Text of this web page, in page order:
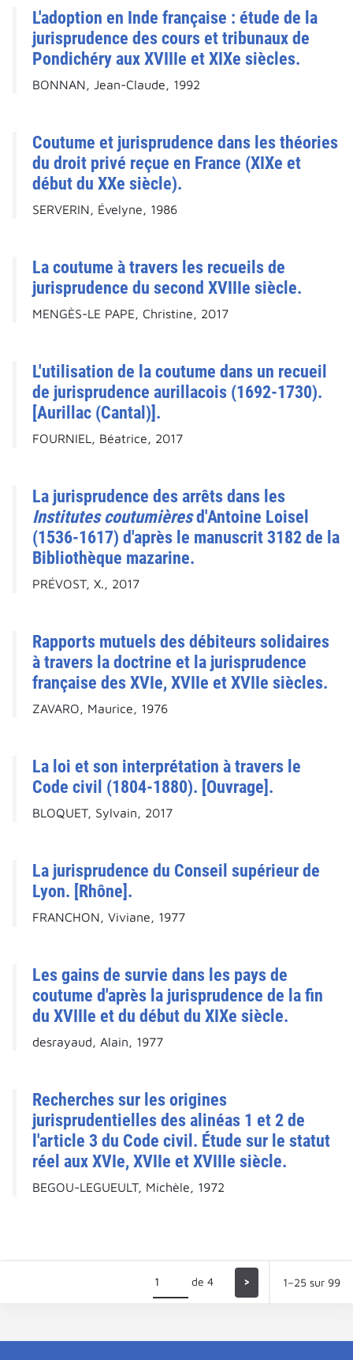
L'adoption en Inde française : étude de la
jurisprudence des cours et tribunaux de
Pondichéry aux XVIIIe et XIXe siècles.
BONNAN, Jean-Claude, 1992
Coutume et jurisprudence dans les théories
du droit privé reçue en France (XIXe et
début du XXe siècle).
SERVERIN, Évelyne, 1986
La coutume à travers les recueils de
jurisprudence du second XVIIIe siècle.
MENGÈS-LE PAPE, Christine, 2017
L'utilisation de la coutume dans un recueil
de jurisprudence aurillacois (1692-1730).
[Aurillac (Cantal)].
FOURNIEL, Béatrice, 2017
La jurisprudence des arrêts dans les
Institutes coutumièresd'Antoine Loisel
(1536-1617) d'après le manuscrit 3182 de la
Bibliothèque mazarine.
PRÉVOST, X., 2017
Rapports mutuels des débiteurs solidaires
à travers la doctrine et la jurisprudence
française des XVIe, XVIIe et XVIIe siècles.
ZAVARO, Maurice, 1976
La loi et son interprétation à travers le
Code civil (1804-1880). [Ouvrage].
BLOQUET, Sylvain, 2017
La jurisprudence du Conseil supérieur de
Lyon. [Rhône].
FRANCHON, Viviane, 1977
Les gains de survie dans les pays de
coutume d'après la jurisprudence de la fin
du XVIIIe et du début du XIXe siècle.
desrayaud, Alain, 1977
Recherches sur les origines
jurisprudentielles des alinéas 1 et 2 de
l'article 3 du Code civil. Étude sur le statut
réel aux XVIe, XVIIe et XVIIIe siècle.
BEGOU-LEGUEULT, Michèle, 1972
de 4 > 1–25 sur 99